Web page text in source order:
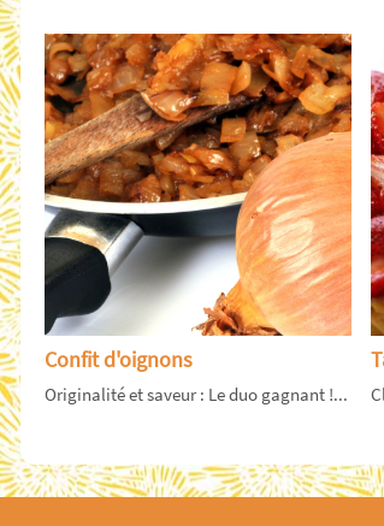
Confit d'oignons
Originalité et saveur : Le duo gagnant !...